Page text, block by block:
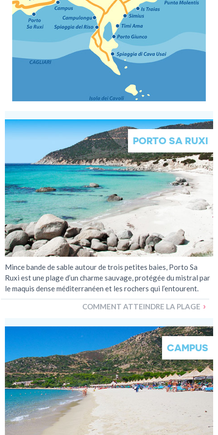
PORTO SA RUXI
Mince bande de sable autour de trois petites baies, Porto Sa
Ruxi est une plage d’un charme sauvage, protégée du mistral par
le maquis dense méditerranéen et les rochers qui l’entourent.
COMMENT ATTEINDRE LA PLAGE
CAMPUS